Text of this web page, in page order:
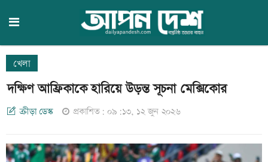
খেলা
দক্ষিণ আফ্রিকাকে হারিয়ে উড়ন্ত সূচনা মেক্সিকোর
ক্রীড়া ডেস্ক প্রকাশিত: ০৯:১৩, ১২ জুন ২০২৬